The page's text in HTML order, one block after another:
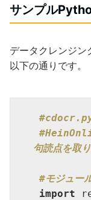
サンプル
データクレンジ
以下の通りです。
句読点を取
#モジュー
import